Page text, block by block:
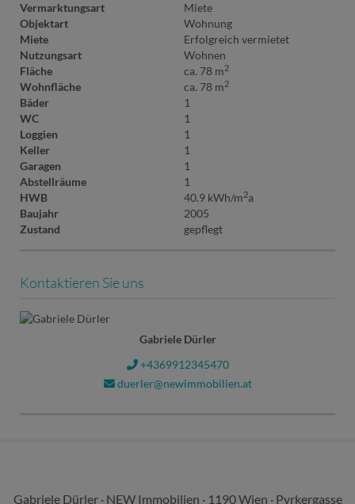
Vermarktungsart
Miete
Objektart
Wohnung
Miete
Erfolgreich vermietet
Nutzungsart
Wohnen
Fläche
ca. 78 m2
Wohnfläche ca. 78 m2
Bäder
1
WC
1
Loggien
1
Keller
1
Garagen
1
Abstellräume
1
HWB
40.9 kWh/m2a
Baujahr
2005
Zustand
gepflegt
Kontaktieren Sie uns
Gabriele Dürler
+4369912345470
duerler@newimmobilien.at
Gabriele Dürler · NEW Immobilien · 1190 Wien · Pyrkergasse